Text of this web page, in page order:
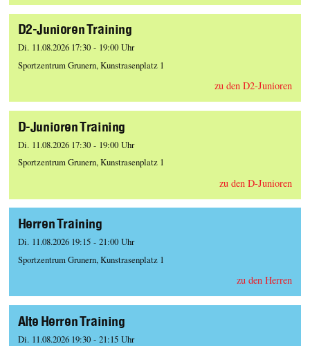
D2-Junioren Training
Di. 11.08.2026 17:30 - 19:00 Uhr
Sportzentrum Grunern, Kunstrasenplatz 1
zu den D2-Junioren
D-Junioren Training
Di. 11.08.2026 17:30 - 19:00 Uhr
Sportzentrum Grunern, Kunstrasenplatz 1
zu den D-Junioren
Herren Training
Di. 11.08.2026 19:15 - 21:00 Uhr
Sportzentrum Grunern, Kunstrasenplatz 1
zu den Herren
Alte Herren Training
Di. 11.08.2026 19:30 - 21:15 Uhr